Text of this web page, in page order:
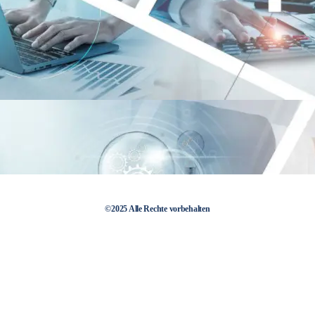
©2025 Alle Rechte vorbehalten